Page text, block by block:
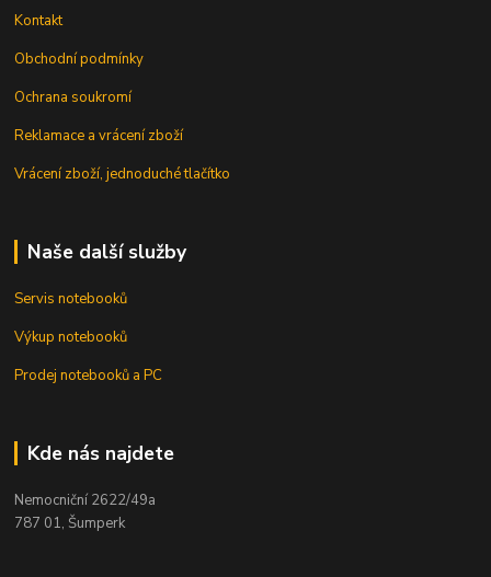
Kontakt
Obchodní podmínky
Ochrana soukromí
Reklamace a vrácení zboží
Vrácení zboží, jednoduché tlačítko
Naše další služby
Servis notebooků
Výkup notebooků
Prodej notebooků a PC
Kde nás najdete
Nemocniční 2622/49a
787 01, Šumperk